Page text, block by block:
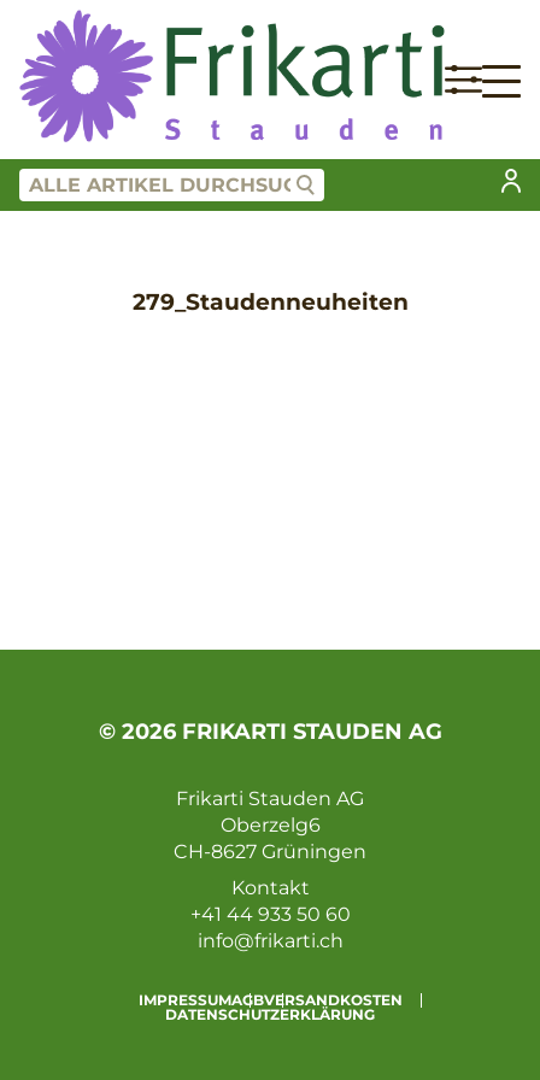
279_Staudenneuheiten
© 2026 FRIKARTI STAUDEN AG
Frikarti Stauden AG
Oberzelg6
CH-8627 Grüningen
Kontakt
+41 44 933 50 60
info@frikarti.ch
IMPRESSUMAGBVERSANDKOSTEN
DATENSCHUTZERKLÄRUNG